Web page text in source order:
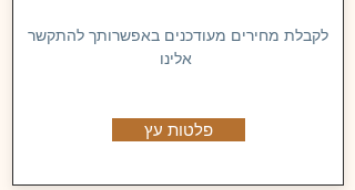
לקבלת מחירים מעודכנים באפשרותך להתקשר
אלינו
פלטות עץ